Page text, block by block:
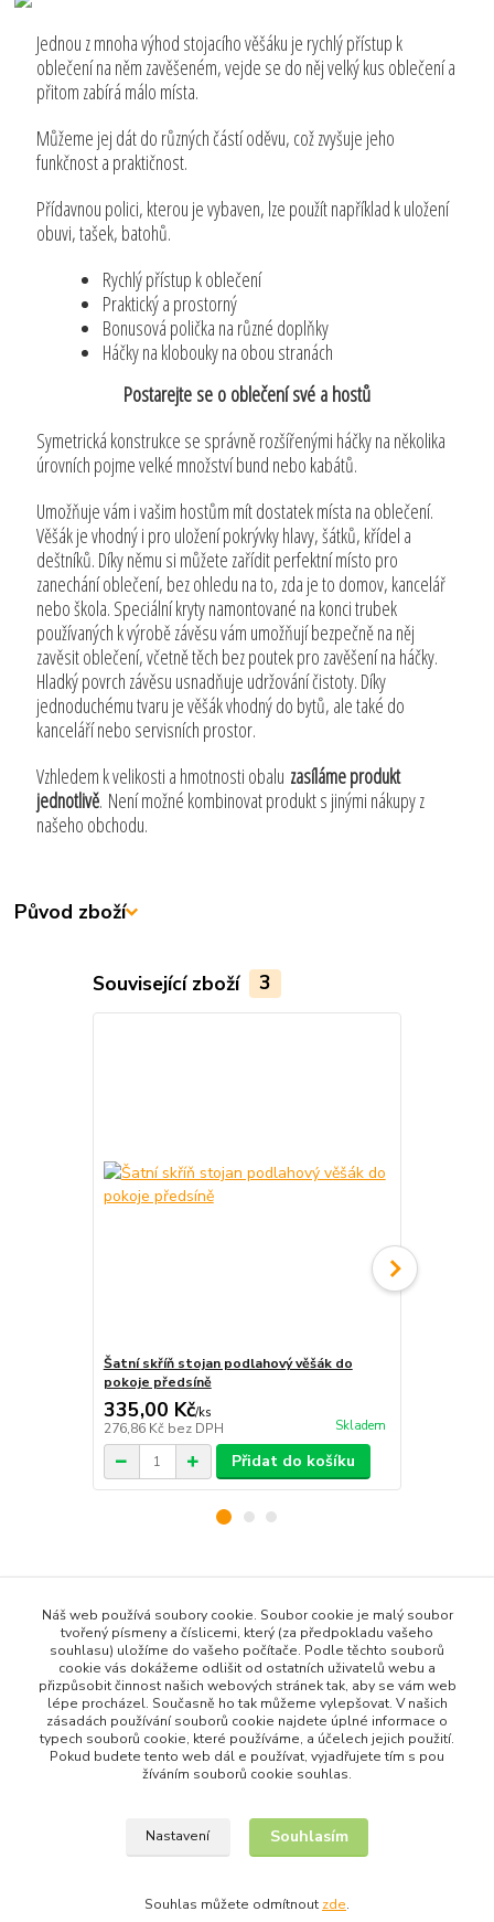
Jednou z mnoha výhod stojacího věšáku je rychlý přístup k
oblečení na něm zavěšeném, vejde se do něj velký kus oblečení a
přitom zabírá málo místa.
Můžeme jej dát do různých částí oděvu, což zvyšuje jeho
funkčnost a praktičnost.
Přídavnou polici, kterou je vybaven, lze použít například k uložení
obuvi, tašek, batohů.
Rychlý přístup k oblečení
Praktický a prostorný
Bonusová polička na různé doplňky
Háčky na klobouky na obou stranách
Postarejte se o oblečení své a hostů
Symetrická konstrukce se správně rozšířenými háčky na několika
úrovních pojme velké množství bund nebo kabátů.
Umožňuje vám i vašim hostům mít dostatek místa na oblečení.
Věšák je vhodný i pro uložení pokrývky hlavy, šátků, křídel a
deštníků. Díky němu si můžete zařídit perfektní místo pro
zanechání oblečení, bez ohledu na to, zda je to domov, kancelář
nebo škola. Speciální kryty namontované na konci trubek
používaných k výrobě závěsu vám umožňují bezpečně na něj
zavěsit oblečení, včetně těch bez poutek pro zavěšení na háčky.
Hladký povrch závěsu usnadňuje udržování čistoty. Díky
jednoduchému tvaru je věšák vhodný do bytů, ale také do
kanceláří nebo servisních prostor.
Vzhledem k velikosti a hmotnosti obalu zasíláme produkt
jednotlivě. Není možné kombinovat produkt s jinými nákupy z
našeho obchodu.
Původ zboží
Související zboží 3
Šatní skříň stojan podlahový věšák do
pokoje předsíně
335,00 Kč/ks
276,86 Kč bez DPH Skladem
Přidat do košíku
Všechny produkty
Dům a Zahrada
Organizace a skladování
Stojany na oblečení a boty
Upravit sběr cookies.
Náš web používá soubory cookie. Soubor cookie je malý soubor
tvořený písmeny a číslicemi, který (za předpokladu vašeho
souhlasu) uložíme do vašeho počítače. Podle těchto souborů
cookie vás dokážeme odlišit od ostatních uživatelů webu a
přizpůsobit činnost našich webových stránek tak, aby se vám web
lépe procházel. Současně ho tak můžeme vylepšovat. V našich
zásadách používání souborů cookie najdete úplné informace o
typech souborů cookie, které používáme, a účelech jejich použití.
Pokud budete tento web dál e používat, vyjadřujete tím s pou
žíváním souborů cookie souhlas.
Nastavení Souhlasím
Souhlas můžete odmítnout zde.